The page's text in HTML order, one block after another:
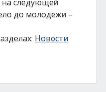
на следующей
до молодежи –
Новости